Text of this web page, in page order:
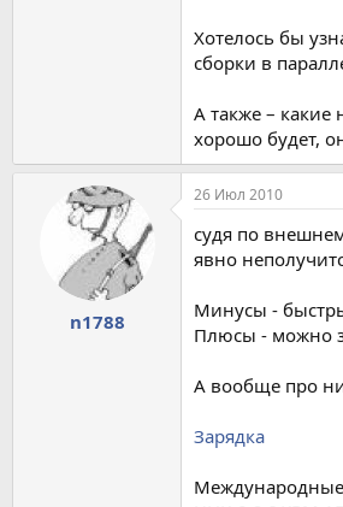
Хотелось бы
сборки в
А также – какие
хорошо будет,
n1788
26 Июл 2010
судя по
явно
Минусы -
Плюсы - можно
А вообще про
Зарядка